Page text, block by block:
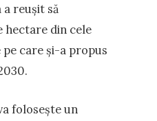
a reușit să
hectare din cele
care și-a propus
folosește un